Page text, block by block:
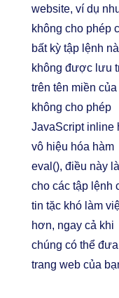
website, ví dụ
không cho phép
bất kỳ tập lệnh
không được lưu
trên tên miền của
không cho phép
JavaScript inline
vô hiệu hóa hàm
eval(), điều này
cho các tập lệnh
tin tặc khó làm
hơn, ngay cả khi
chúng có thể
trang web của